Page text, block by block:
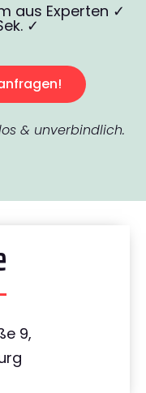
aus Experten ✓
✓
& unverbindlich.
9,